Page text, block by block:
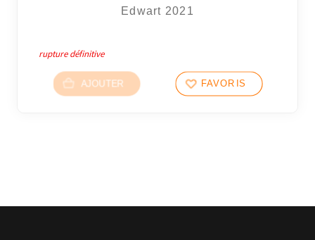
Edwart 2021
rupture définitive
AJOUTER FAVORIS